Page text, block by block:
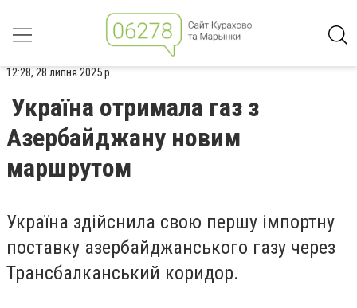
12:28, 28 липня 2025 р.
Україна отримала газ з
Азербайджану новим
маршрутом
Україна здійснила свою першу імпортну
поставку азербайджанського газу через
Трансбалканський коридор.